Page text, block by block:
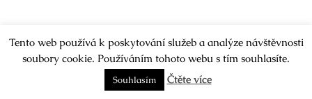
Tento web používá k poskytování služeb a analýze návštěvnosti
soubory cookie. Používáním tohoto webu s tím souhlasíte.
Souhlasím Čtěte více